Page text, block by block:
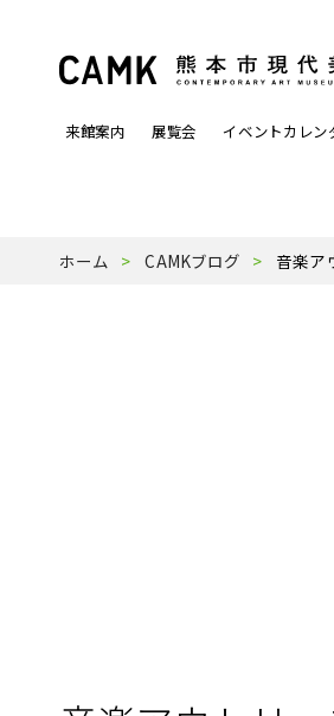
来館案内 展覧会 イベントカレン
ホーム CAMKブログ 音楽ア